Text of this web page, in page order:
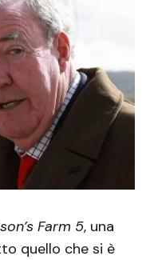
Farm 5, una
quello che si è